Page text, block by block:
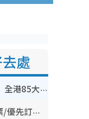
處
【8月生日優惠2026】全港85大食買玩著數攻略 自助餐/火鍋放題同行免費＋誠品/DONKI送現金券
人夫集團｜Klook套票/優先訂票/公開發售搶飛攻略！附票價.購票連結.場地座位表